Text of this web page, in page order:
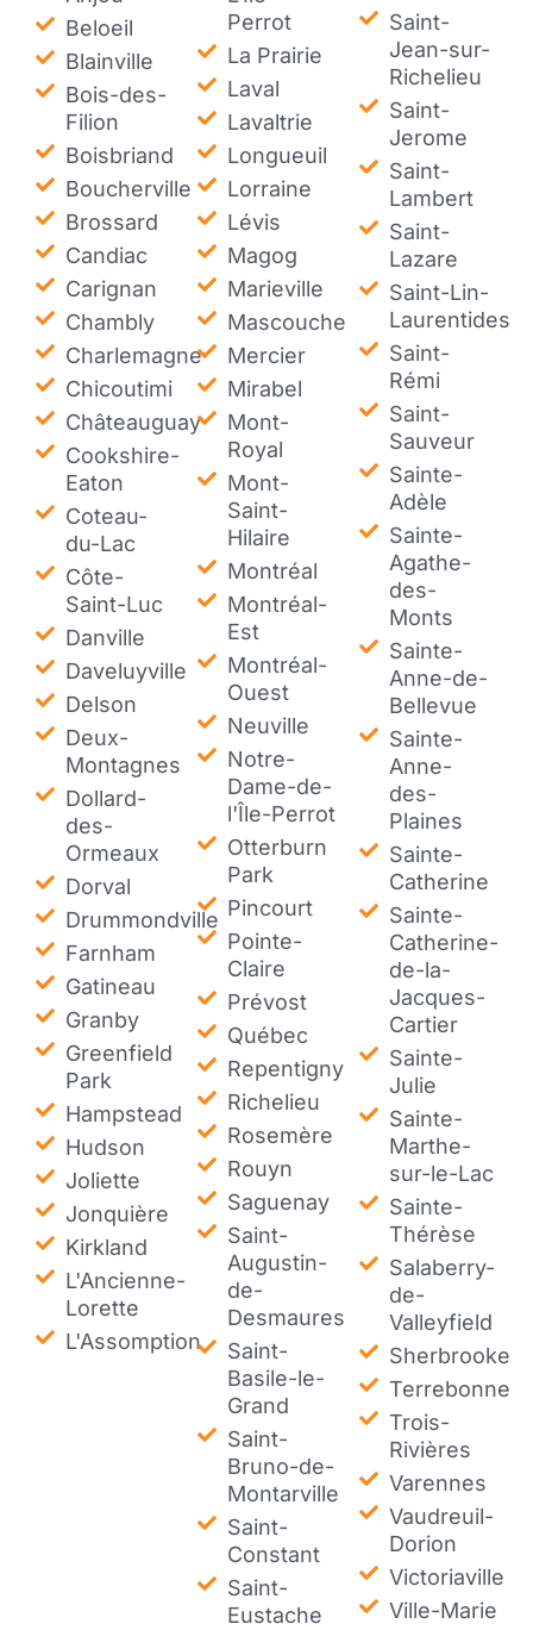
Beloeil
Blainville
Bois-des-
Filion
Boisbriand
Boucherville
Brossard
Candiac
Carignan
Chambly
Charlemagne
Chicoutimi
Châteauguay
Cookshire-
Eaton
Coteau-
du-Lac
Côte-
Saint-Luc
Danville
Daveluyville
Delson
Deux-
Montagnes
Dollard-
des-
Ormeaux
Dorval
Drummondville
Farnham
Gatineau
Granby
Greenfield
Park
Hampstead
Hudson
Joliette
Jonquière
Kirkland
L'Ancienne-
Lorette
L'Assomption
Perrot
La Prairie
Laval
Lavaltrie
Longueuil
Lorraine
Lévis
Magog
Marieville
Mascouche
Mercier
Mirabel
Mont-
Royal
Mont-
Saint-
Hilaire
Montréal
Montréal-
Est
Montréal-
Ouest
Neuville
Notre-
Dame-de-
l'Île-Perrot
Otterburn
Park
Pincourt
Pointe-
Claire
Prévost
Québec
Repentigny
Richelieu
Rosemère
Rouyn
Saguenay
Saint-
Augustin-
de-
Desmaures
Saint-
Basile-le-
Grand
Saint-
Bruno-de-
Montarville
Saint-
Constant
Saint-
Eustache
Saint-
Jean-sur-
Richelieu
Saint-
Jerome
Saint-
Lambert
Saint-
Lazare
Saint-Lin-
Laurentides
Saint-
Rémi
Saint-
Sauveur
Sainte-
Adèle
Sainte-
Agathe-
des-
Monts
Sainte-
Anne-de-
Bellevue
Sainte-
Anne-
des-
Plaines
Sainte-
Catherine
Sainte-
Catherine-
de-la-
Jacques-
Cartier
Sainte-
Julie
Sainte-
Marthe-
sur-le-Lac
Sainte-
Thérèse
Salaberry-
de-
Valleyfield
Sherbrooke
Terrebonne
Trois-
Rivières
Varennes
Vaudreuil-
Dorion
Victoriaville
Ville-Marie